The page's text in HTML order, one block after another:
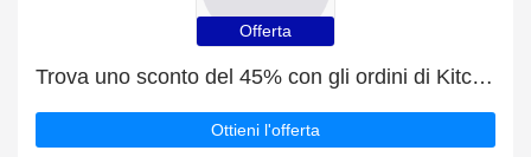
Offerta
Trova uno sconto del 45% con gli ordini di KitchenAid
Ottieni l'offerta